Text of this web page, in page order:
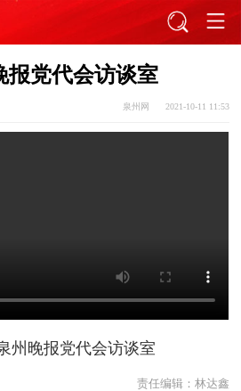
报党代会访谈室
泉州网 2021-10-11 11:53
州晚报党代会访谈室
责任编辑： 林达鑫